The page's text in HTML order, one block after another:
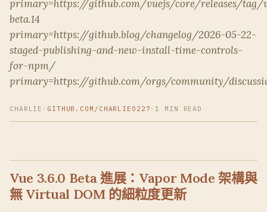
primary=https://github.com/vuejs/core/releases/tag/
beta.14
primary=https://github.blog/changelog/2026-05-22-
staged-publishing-and-new-install-time-controls-
for-npm/
primary=https://github.com/orgs/community/
CHARLIE · GITHUB.COM/CHARLIE0227 · 1 MIN READ
Vue 3.6.0 Beta 進展：Vapor Mode 架構與
無 Virtual DOM 的細粒度更新